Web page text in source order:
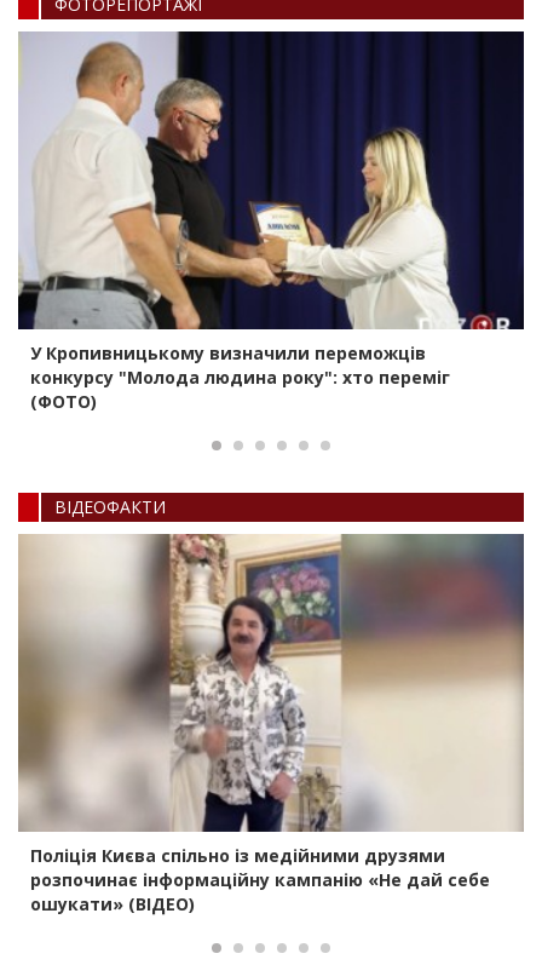
У Кропивницькому визначили переможців
конкурсу "Молода людина року": хто переміг
(ФОТО)
ВIДЕОФАКТИ
Поліція Києва спільно із медійними друзями
розпочинає інформаційну кампанію «Не дай себе
ошукати» (ВІДЕО)